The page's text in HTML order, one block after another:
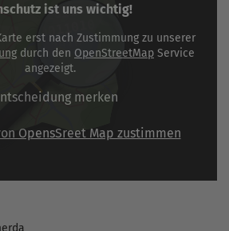
ist uns wichtig!
erst nach Zustimmung zu unserer
durch den OpenStreetMap Service
angezeigt.
merken
OpensSreet Map zustimmen